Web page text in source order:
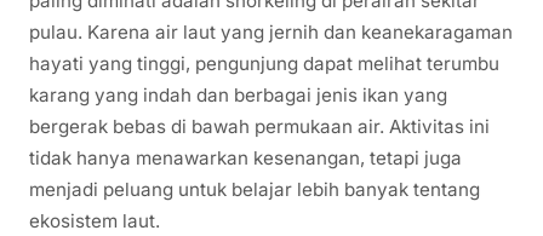
pulau. Karena air laut yang jernih dan keanekaragaman
hayati yang tinggi, pengunjung dapat melihat terumbu
karang yang indah dan berbagai jenis ikan yang
bergerak bebas di bawah permukaan air. Aktivitas ini
tidak hanya menawarkan kesenangan, tetapi juga
menjadi peluang untuk belajar lebih banyak tentang
ekosistem laut.